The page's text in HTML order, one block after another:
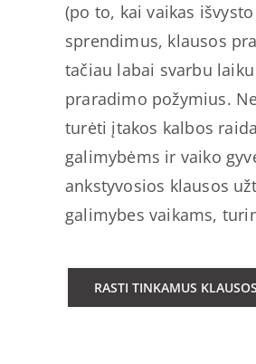
(po to, kai vaikas
sprendimus, klausos
tačiau labai svarbu
praradimo požymius.
turėti įtakos kalbos
galimybėms ir vaiko
ankstyvosios klausos
galimybes vaikams,
RASTI TINKAMUS